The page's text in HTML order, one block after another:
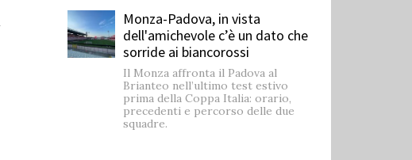
Monza-Padova, in vista
dell'amichevole c’è un dato che
sorride ai biancorossi
Il Monza affronta il Padova al
Brianteo nell’ultimo test estivo
prima della Coppa Italia: orario,
precedenti e percorso delle due
squadre.